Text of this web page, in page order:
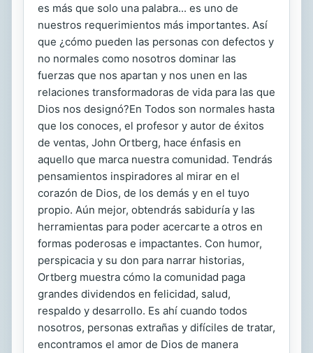
es más que solo una palabra... es uno de
nuestros requerimientos más importantes. Así
que ¿cómo pueden las personas con defectos y
no normales como nosotros dominar las
fuerzas que nos apartan y nos unen en las
relaciones transformadoras de vida para las que
Dios nos designó?En Todos son normales hasta
que los conoces, el profesor y autor de éxitos
de ventas, John Ortberg, hace énfasis en
aquello que marca nuestra comunidad. Tendrás
pensamientos inspiradores al mirar en el
corazón de Dios, de los demás y en el tuyo
propio. Aún mejor, obtendrás sabiduría y las
herramientas para poder acercarte a otros en
formas poderosas e impactantes. Con humor,
perspicacia y su don para narrar historias,
Ortberg muestra cómo la comunidad paga
grandes dividendos en felicidad, salud,
respaldo y desarrollo. Es ahí cuando todos
nosotros, personas extrañas y difíciles de tratar,
encontramos el amor de Dios de manera